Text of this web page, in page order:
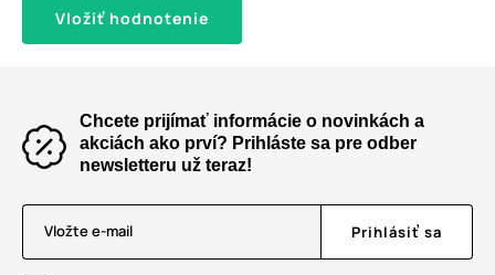
Vložiť hodnotenie
Chcete prijímať informácie o novinkách a
akciách ako prví? Prihláste sa pre odber
newsletteru už teraz!
Vložte e-mail Prihlásiť sa